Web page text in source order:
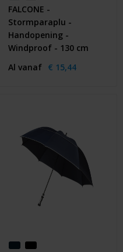
FALCONE -
Stormparaplu -
Handopening -
Windproof - 130 cm
Al vanaf € 15,44